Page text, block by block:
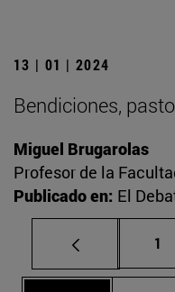
13 | 01 | 2024
Bendiciones,
Miguel Brugarolas
Profesor de la
Publicado en: El
1